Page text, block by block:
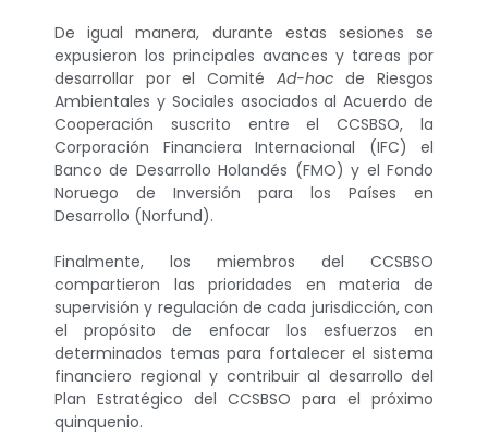
De igual manera, durante estas sesiones se
expusieron los principales avances y tareas por
desarrollar por el Comité Ad-hoc de Riesgos
Ambientales y Sociales asociados al Acuerdo de
Cooperación suscrito entre el CCSBSO, la
Corporación Financiera Internacional (IFC) el
Banco de Desarrollo Holandés (FMO) y el Fondo
Noruego de Inversión para los Países en
Desarrollo (Norfund).
Finalmente, los miembros del CCSBSO
compartieron las prioridades en materia de
supervisión y regulación de cada jurisdicción, con
el propósito de enfocar los esfuerzos en
determinados temas para fortalecer el sistema
financiero regional y contribuir al desarrollo del
Plan Estratégico del CCSBSO para el próximo
quinquenio.